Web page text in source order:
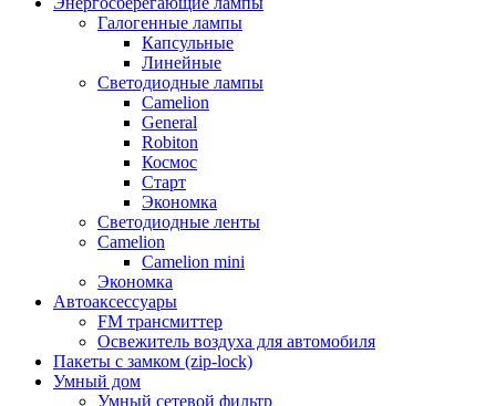
Галогенные лампы
Капсульные
Линейные
Светодиодные лампы
Camelion
General
Robiton
Космос
Старт
Экономка
Светодиодные ленты
Camelion
Camelion mini
Экономка
Автоаксессуары
FM трансмиттер
Освежитель воздуха для автомобиля
Пакеты с замком (zip-lock)
Умный дом
Умный сетевой фильтр